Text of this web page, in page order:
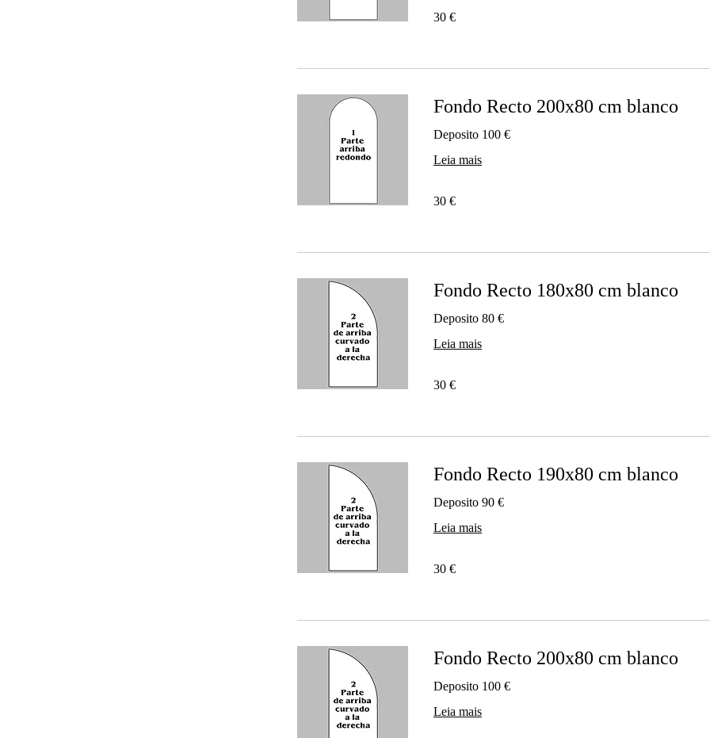
euros
30 €
Fondo Recto 200x80 cm blanco
Deposito 100 €
Leia mais
euros
30 €
Fondo Recto 180x80 cm blanco
Deposito 80 €
Leia mais
euros
30 €
Fondo Recto 190x80 cm blanco
Deposito 90 €
Leia mais
euros
30 €
Fondo Recto 200x80 cm blanco
Deposito 100 €
Leia mais